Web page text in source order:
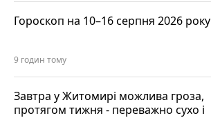
Гороскоп на 10–16 серпня 2026 року
9 годин тому
Завтра у Житомирі можлива гроза,
протягом тижня - переважно сухо і